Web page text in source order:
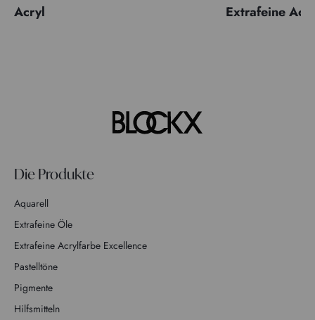
Acryl Extrafeine
Die Produkte
Aquarell
Extrafeine Öle
Extrafeine Acrylfarbe Excellence
Pastelltöne
Pigmente
Hilfsmitteln